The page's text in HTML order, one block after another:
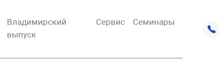
Владимирский
выпуск
Сервис Семинары